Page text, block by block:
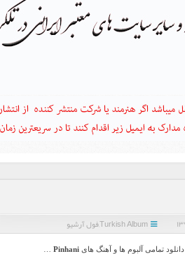
Turkish Album
,فول آرشیو
دانلود تمامی آلبوم ها و آهنگ های Pinhani